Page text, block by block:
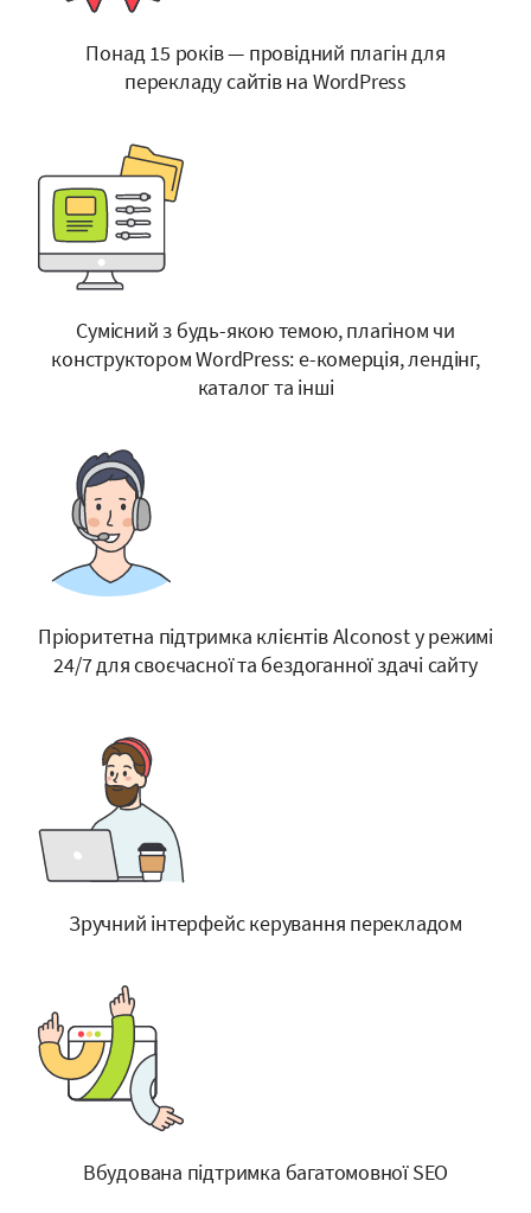
Понад 15 років — провідний плагін для
перекладу сайтів на WordPress
Сумісний з будь-якою темою, плагіном чи
конструктором WordPress:е-комерція, лендінг,
каталог та інші
Пріоритетна підтримка клієнтів Alconost у режимі
24/7 для своєчасної та бездоганної здачі сайту
Зручний інтерфейс керування перекладом
Вбудована підтримка багатомовної SEO